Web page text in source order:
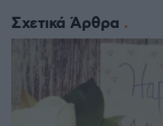
Σχετικά Άρθρα